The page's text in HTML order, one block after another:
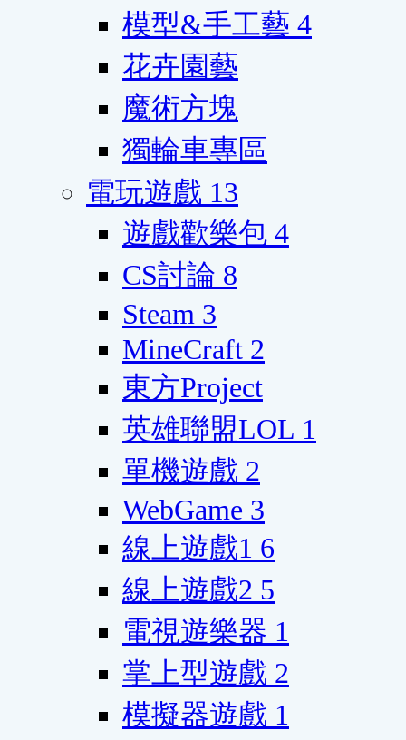
模型&手工藝 4
花卉園藝
魔術方塊
獨輪車專區
電玩遊戲 13
遊戲歡樂包 4
CS討論 8
Steam 3
MineCraft 2
東方Project
英雄聯盟LOL 1
單機遊戲 2
WebGame 3
線上遊戲1 6
線上遊戲2 5
電視遊樂器 1
掌上型遊戲 2
模擬器遊戲 1